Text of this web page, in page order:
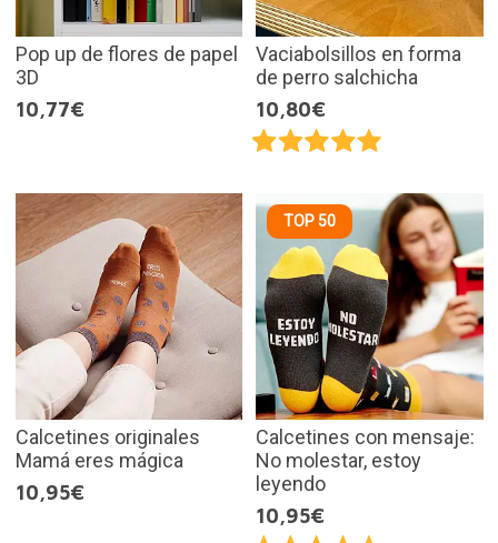
Pop up de flores de papel
3D
10,77€
Vaciabolsillos en forma
de perro salchicha
10,80€
Calcetines originales
Mamá eres mágica
10,95€
TOP 50
Calcetines con mensaje:
No molestar, estoy
leyendo
10,95€